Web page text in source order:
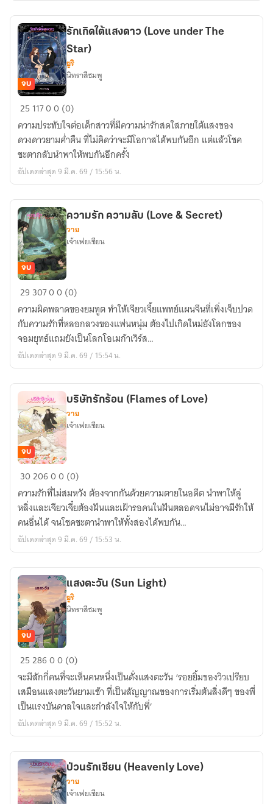
You)
รัก
ใต้
แสง
ดาว
(Love
The
Star)
จบ
รักเกิดใต้แสงดาว (Love under The
Star)
ยูริ
นิทราสีชมพู
25 11700 (0)
ความประทับใจต่อเด็กสาวที่มีความน่ารักสดใสภายใต้แสงของ
ดวงดาวยามค่ำคืน ที่ไม่คิดว่าจะมีโอกาสได้พบกันอีก แต่แล้วโชค
ชะตากลับนำพาให้พบกันอีกครั้ง
อัปเดตล่าสุด 9 มี.ค. 69 / 15:56 น.
ความ
ความ
ลับ
(Love
&
จบ
ความรัก ความลับ (Love & Secret)
วาย
เจ้าเฟยเซียน
29 30700 (0)
ความผิดพลาดของยมทูต ทำให้เจียวเจี้ยแพทย์แผนจีนที่เพิ่งเจ็บปวด
กับความรักที่หลอกลวงของแฟนหนุ่ม ต้องไปเกิดใหม่ยังโลกของ
จอมยุทธ์แถมยังเป็นโลกโอเมก้าเวิร์ส…
อัปเดตล่าสุด 9 มี.ค. 69 / 15:54 น.
บริษัท
ร้อน
(Flames
of
Love)
จบ
บริษัทรักร้อน (Flames of Love)
วาย
เจ้าเฟยเซียน
3020600 (0)
ความรักที่ไม่สมหวัง ต้องจากกันด้วยความตายในอดีต นำพาให้ลู่
หลิ่งและเจียวเจี๋ยต้องฝันและเฝ้ารอคนในฝันตลอดจนไม่อาจมีรักให้
คนอื่นได้ จนโชคชะตานำพาให้ทั้งสองได้พบกัน…
อัปเดตล่าสุด 9 มี.ค. 69 / 15:53 น.
แสง
ตะวัน
(Sun
Light)
จบ
แสงตะวัน (Sun Light)
ยูริ
นิทราสีชมพู
2528600 (0)
จะมีสักกี่คนที่จะเห็นคนหนึ่งเป็นดั่งแสงตะวัน ‘รอยยิ้มของวิวเปรียบ
เสมือนแสงตะวันยามเช้า ที่เป็นสัญญาณของการเริ่มต้นสิ่งดีๆ ของพี่
เป็นแรงบันดาลใจและกำลังใจให้กับพี่’
อัปเดตล่าสุด 9 มี.ค. 69 / 15:52 น.
ป่วนรักเซียน (Heavenly Love)
วาย
เจ้าเฟยเซียน